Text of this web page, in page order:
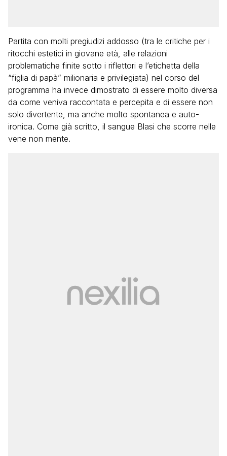
Partita con molti pregiudizi addosso (tra le critiche per i
ritocchi estetici in giovane età, alle relazioni
problematiche finite sotto i riflettori e l’etichetta della
“figlia di papà” milionaria e privilegiata) nel corso del
programma ha invece dimostrato di essere molto diversa
da come veniva raccontata e percepita e di essere non
solo divertente, ma anche molto spontanea e auto-
ironica. Come già scritto, il sangue Blasi che scorre nelle
vene non mente.